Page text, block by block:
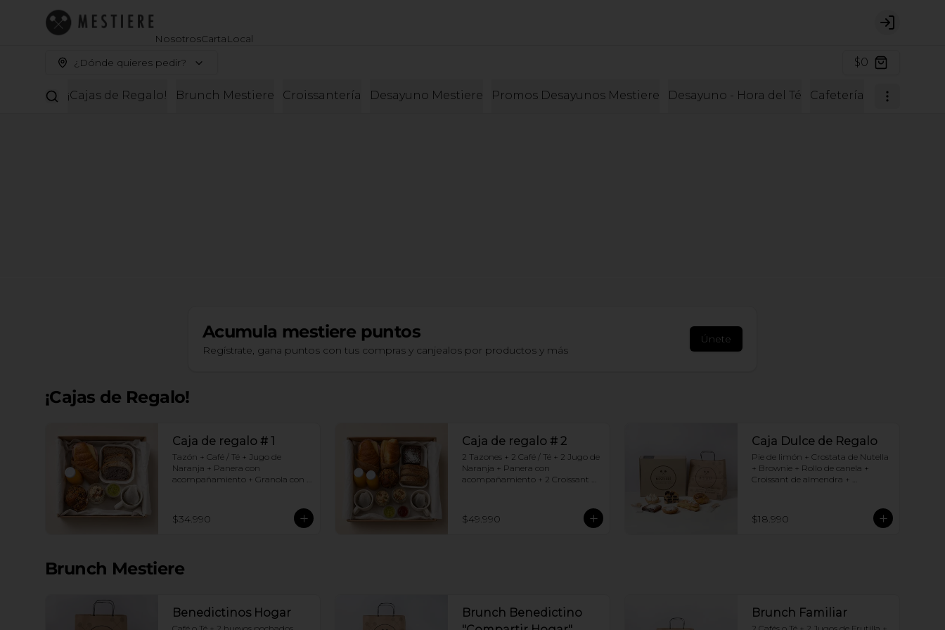
NosotrosCartaLocal
Login
¿Dónde quieres pedir? $0
¡Cajas de Regalo! Brunch Mestiere Croissantería Desayuno Mestiere Promos Desayunos Mestiere Desayuno - Hora del Té Cafetería Cafetería y
Acumula mestiere puntos
Regístrate, gana puntos con tus compras y canjealos por productos y más
Únete
¡Cajas de Regalo!
Caja de regalo # 1
Tazón + Café / Té + Jugo de
Naranja + Panera con
acompañamiento + Granola con
$34.990
Caja de regalo # 2
2 Tazones + 2 Café / Té + 2 Jugo de
Naranja + Panera con
acompañamiento + 2 Croissant
Arándano
$49.990
Caja Dulce de Regalo
Pie de limón + Crostata de Nutella
+ Brownie + Rollo de canela +
Croissant de almendra +
$18.990
Brunch Mestiere
Benedictinos Hogar
Brunch Benedictino
Brunch Familiar